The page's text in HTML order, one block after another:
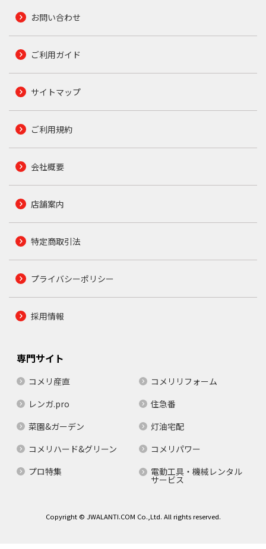
お問い合わせ
ご利用ガイド
サイトマップ
ご利用規約
会社概要
店舗案内
特定商取引法
プライバシーポリシー
採用情報
専門サイト
コメリ産直
コメリリフォーム
レンガ.pro
住急番
菜園&ガーデン
灯油宅配
コメリハード&グリーン
コメリパワー
プロ特集
電動工具・機械レンタル
サービス
Copyright © JWALANTI.COM Co.,Ltd. All rights reserved.